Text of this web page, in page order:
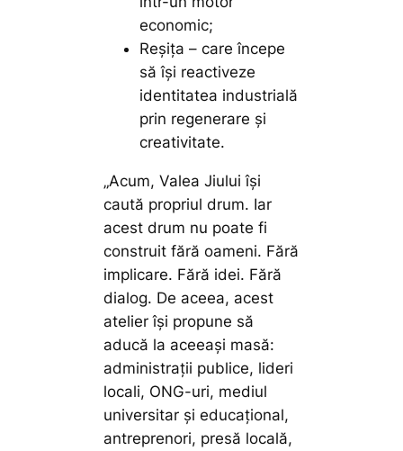
economic;
Reșița – care începe
să își reactiveze
identitatea industrială
prin regenerare și
creativitate.
„Acum, Valea Jiului își
caută propriul drum. Iar
acest drum nu poate fi
construit fără oameni. Fără
implicare. Fără idei. Fără
dialog. De aceea, acest
atelier își propune să
aducă la aceeași masă:
administrații publice, lideri
locali, ONG-uri, mediul
universitar și educațional,
antreprenori, presă locală,